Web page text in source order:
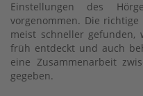
Einstellungen des
vorgenommen. Die
meist schneller gefunden,
früh entdeckt und auch
eine Zusammenarbeit
gegeben.